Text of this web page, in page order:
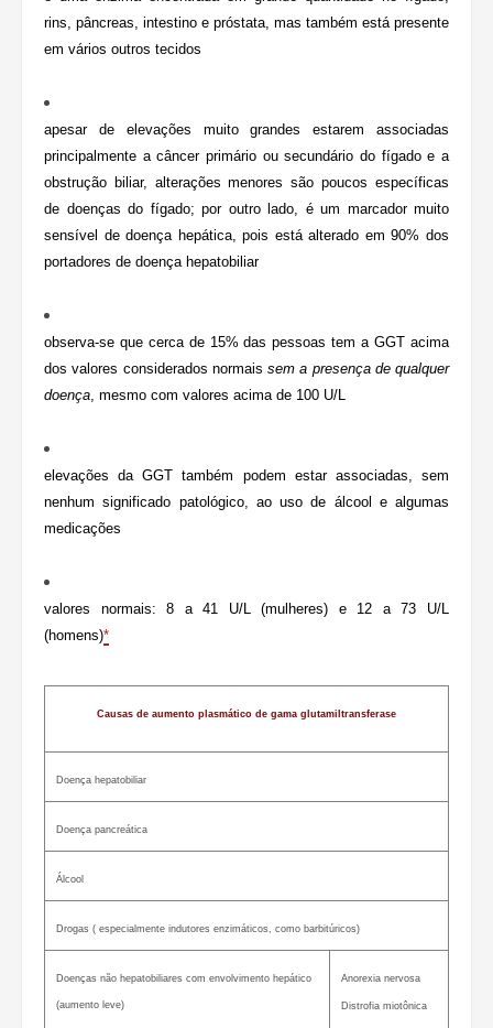
rins, pâncreas, intestino e próstata, mas também está presente
em vários outros tecidos
apesar de elevações muito grandes estarem associadas
principalmente a câncer primário ou secundário do fígado e a
obstrução biliar, alterações menores são poucos específicas
de doenças do fígado; por outro lado, é um marcador muito
sensível de doença hepática, pois está alterado em 90% dos
portadores de doença hepatobiliar
observa-se que cerca de 15% das pessoas tem a GGT acima
dos valores considerados normais sem a presença de qualquer
doença, mesmo com valores acima de 100 U/L
elevações da GGT também podem estar associadas, sem
nenhum significado patológico, ao uso de álcool e algumas
medicações
valores normais: 8 a 41 U/L (mulheres) e 12 a 73 U/L
(homens)*
Causas de aumento plasmático de gama glutamiltransferase
Doença hepatobiliar
Doença pancreática
Álcool
Drogas ( especialmente indutores enzimáticos, como barbitúricos)
Doenças não hepatobiliares com envolvimento hepático
(aumento leve)
Anorexia nervosa
Distrofia miotônica